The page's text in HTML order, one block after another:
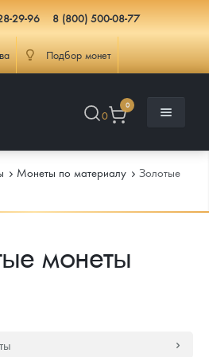
29-96 8 (800) 500-08-77
Подбор монет
0
0
Монеты по материалу
Золотые
монеты